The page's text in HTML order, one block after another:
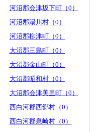
河沼郡会津坂下町（0）
河沼郡湯川村（0）
河沼郡柳津町（0）
大沼郡三島町（0）
大沼郡金山町（0）
大沼郡昭和村（0）
大沼郡会津美里町（0）
西白河郡西郷村（0）
西白河郡泉崎村（0）